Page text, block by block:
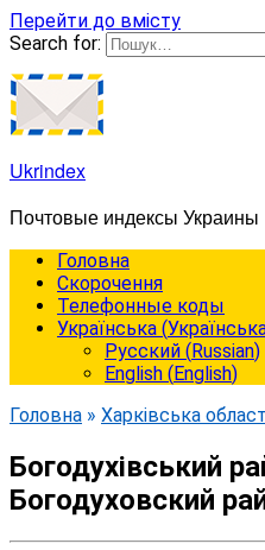
Перейти до вмісту
Search for:
Ukrindex
Почтовые индексы Украины
Головна
Cкорочення
Телефонные коды
Українська (
Русский (Russian)
English (English)
Головна » Харківська
Богодухівський
Богодуховский